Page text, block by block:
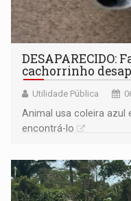
DESAPARECIDO:
cachorrinho
Utilidade Pública
Animal usa coleira azul
encontrá-lo